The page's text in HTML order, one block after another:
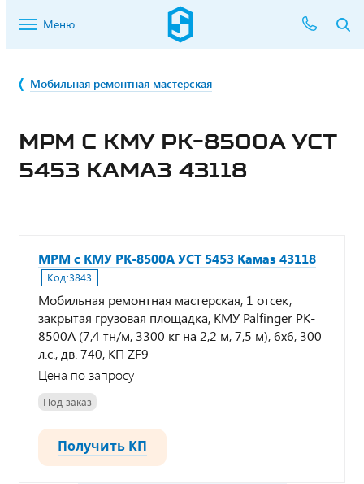
Меню
Мобильная ремонтная мастерская
МРМ С КМУ PK-8500А УСТ
5453 КАМАЗ 43118
МРМ с КМУ PK-8500А УСТ 5453 Камаз 43118
Код:3843
Мобильная ремонтная мастерская, 1 отсек,
закрытая грузовая площадка, КМУ Palfinger PK-
8500А (7,4 тн/м, 3300 кг на 2,2 м, 7,5 м), 6х6, 300
л.с., дв. 740, КП ZF9
Цена по запросу
Под заказ
Получить КП